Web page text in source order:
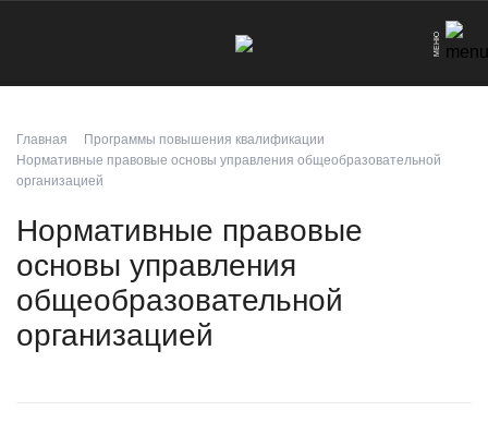
МЕНЮ
Что вы хотите найти?
Главная
Программы повышения квалификации
Нормативные правовые основы управления общеобразовательной
организацией
Нормативные правовые
основы управления
общеобразовательной
организацией